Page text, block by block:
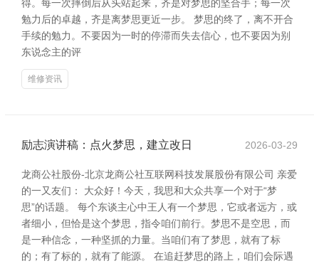
得。每一次摔倒后从头站起来，齐是对梦思的坚合手；每一次
勉力后的卓越，齐是离梦思更近一步。 梦思的终了，离不开合
手续的勉力。不要因为一时的停滞而失去信心，也不要因为别
东说念主的评
维修资讯
励志演讲稿：点火梦思，建立改日 2026-03-29
龙商公社股份-北京龙商公社互联网科技发展股份有限公司 亲爱
的一又友们： 大众好！今天，我思和大众共享一个对于“梦
思”的话题。 每个东谈主心中王人有一个梦思，它或者远方，或
者细小，但恰是这个梦思，指令咱们前行。梦思不是空思，而
是一种信念，一种坚抓的力量。当咱们有了梦思，就有了标
的；有了标的，就有了能源。 在追赶梦思的路上，咱们会际遇